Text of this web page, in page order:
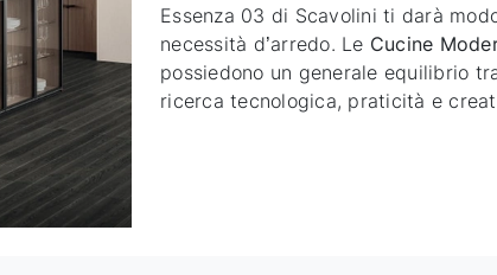
Essenza 03 di Scavolini ti darà
necessità d’arredo. Le Cucine
possiedono un generale equilibrio
ricerca tecnologica, praticità e